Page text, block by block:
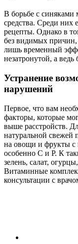
В борьбе с синяками
средства. Среди них
рецепты. Однако в
без видимых причин,
лишь временный
незатронутой, а
Устранение
нарушений
Первое, что вам
факторы, которые
выше расстройств.
натуральной свежей
на овощи и фрукты с
особенно С и Р. К
зелень, салат,
Витаминные
консультации с